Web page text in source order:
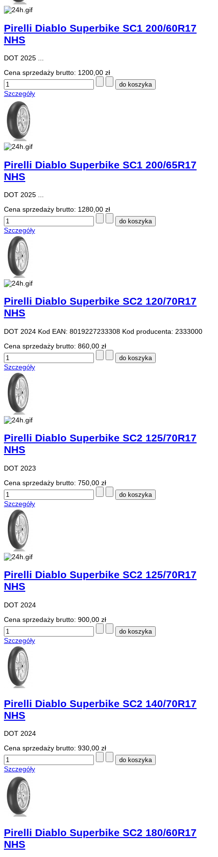
Pirelli Diablo Superbike SC1 200/60R17
NHS
DOT 2025 ...
Cena sprzedaży brutto: 1200,00 zł
Szczegóły
Pirelli Diablo Superbike SC1 200/65R17
NHS
DOT 2025 ...
Cena sprzedaży brutto: 1280,00 zł
Szczegóły
Pirelli Diablo Superbike SC2 120/70R17
NHS
DOT 2024 Kod EAN: 8019227233308 Kod producenta: 2333000
Cena sprzedaży brutto: 860,00 zł
Szczegóły
Pirelli Diablo Superbike SC2 125/70R17
NHS
DOT 2023
Cena sprzedaży brutto: 750,00 zł
Szczegóły
Pirelli Diablo Superbike SC2 125/70R17
NHS
DOT 2024
Cena sprzedaży brutto: 900,00 zł
Szczegóły
Pirelli Diablo Superbike SC2 140/70R17
NHS
DOT 2024
Cena sprzedaży brutto: 930,00 zł
Szczegóły
Pirelli Diablo Superbike SC2 180/60R17
NHS